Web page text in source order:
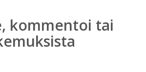
kommentoi tai